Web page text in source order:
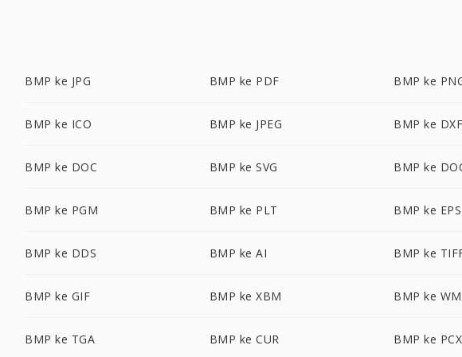
BMP ke JPG BMP ke PDF BMP ke
BMP ke ICO BMP ke JPEG BMP ke DXF
BMP ke DOC BMP ke SVG BMP ke
BMP ke PGM BMP ke PLT BMP ke EPS
BMP ke DDS BMP ke AI BMP ke
BMP ke GIF BMP ke XBM BMP ke
BMP ke TGA BMP ke CUR BMP ke PCX